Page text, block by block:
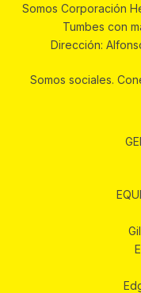
Somos Corporación
Tumbes con
Dirección:
Somos sociales.